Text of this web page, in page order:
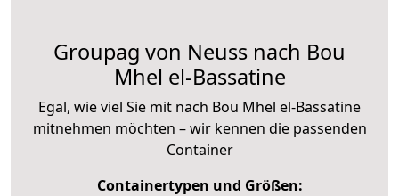
Groupag von Neuss nach Bou
Mhel el-Bassatine
Egal, wie viel Sie mit nach Bou Mhel el-Bassatine
mitnehmen möchten – wir kennen die passenden
Container
Containertypen und Größen: